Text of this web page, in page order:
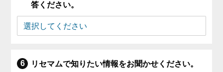
答ください。
リセマムで知りたい情報をお聞かせください。